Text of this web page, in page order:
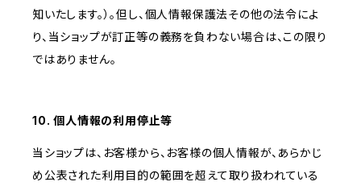
知いたします。）。但し、個人情報保護法その他の法令によ
り、当ショップが訂正等の義務を負わない場合は、この限り
ではありません。
10. 個人情報の利用停止等
当ショップは、お客様から、お客様の個人情報が、あらかじ
め公表された利用目的の範囲を超えて取り扱われている